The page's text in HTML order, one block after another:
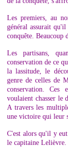
Les premiers, au
général assurait
conquête. Beaucoup
Les partisans,
conservation de ce
la lassitude, le
genre de celles de
conservation. Ces
voulaient chasser le
A travers les
une victoire qui leur
C'est alors qu'il y
le capitaine Lelièvre.